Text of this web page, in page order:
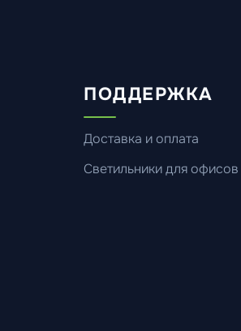
ПОДДЕРЖКА
Доставка и оплата
Светильники для офисов